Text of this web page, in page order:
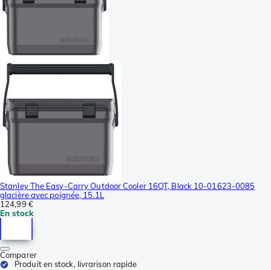
Stanley The Easy-Carry Outdoor Cooler 16QT, Black 10-01623-0085
glacière avec poignée, 15.1L
124,99 €
En stock
Comparer
Produit en stock, livrarison rapide